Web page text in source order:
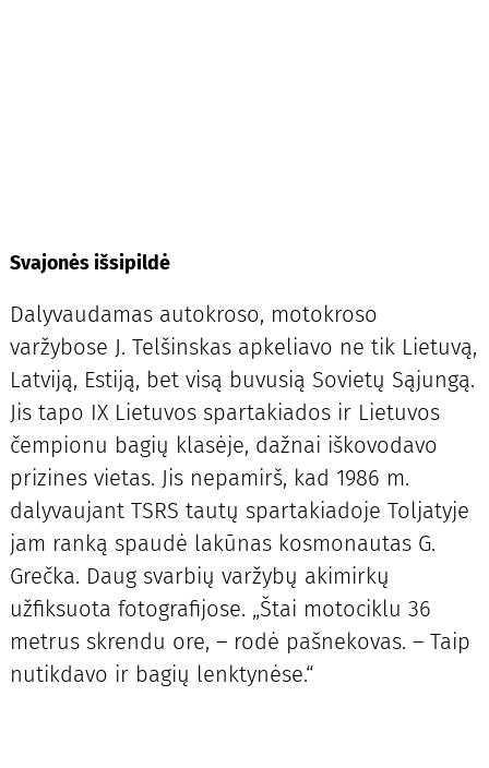
Svajonės išsipildė
Dalyvaudamas autokroso, motokroso
varžybose J. Telšinskas apkeliavo ne tik Lietuvą,
Latviją, Estiją, bet visą buvusią Sovietų Sąjungą.
Jis tapo IX Lietuvos spartakiados ir Lietuvos
čempionu bagių klasėje, dažnai iškovodavo
prizines vietas. Jis nepamirš, kad 1986 m.
dalyvaujant TSRS tautų spartakiadoje Toljatyje
jam ranką spaudė lakūnas kosmonautas G.
Grečka. Daug svarbių varžybų akimirkų
užfiksuota fotografijose. „Štai motociklu 36
metrus skrendu ore, – rodė pašnekovas. – Taip
nutikdavo ir bagių lenktynėse.“